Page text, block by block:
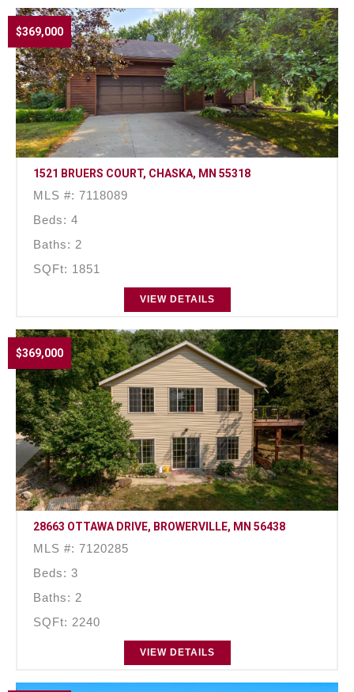
$369,000
1521 BRUERS COURT, CHASKA, MN 55318
MLS #: 7118089
Beds: 4
Baths: 2
SQFt: 1851
VIEW DETAILS
$369,000
28663 OTTAWA DRIVE, BROWERVILLE, MN 56438
MLS #: 7120285
Beds: 3
Baths: 2
SQFt: 2240
VIEW DETAILS